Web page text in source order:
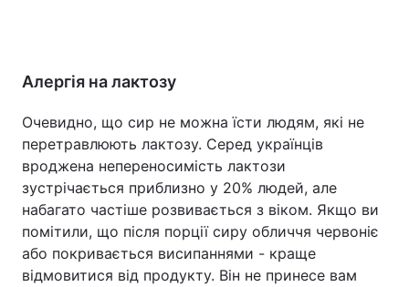
Алергія на лактозу
Очевидно, що сир не можна їсти людям, які не
перетравлюють лактозу. Серед українців
вроджена непереносимість лактози
зустрічається приблизно у 20% людей, але
набагато частіше розвивається з віком. Якщо ви
помітили, що після порції сиру обличчя червоніє
або покривається висипаннями - краще
відмовитися від продукту. Він не принесе вам